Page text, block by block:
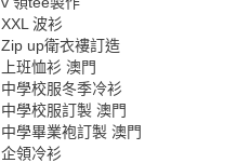
XXL 波衫
Zip up衛衣褸訂造
上班恤衫 澳門
中學校服冬季冷衫
中學校服訂製 澳門
中學畢業袍訂製 澳門
企領冷衫